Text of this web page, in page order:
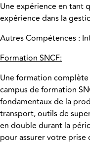
Une expérience en tant
expérience dans la
Autres Compétences :
Formation SNCF:
Une formation complète
campus de formation
fondamentaux de la
transport, outils de
en double durant la
pour assurer votre